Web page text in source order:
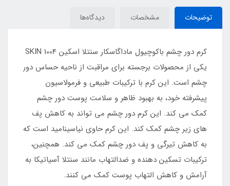
توضیحات مشخصات دیدگاه‌ها
کرم دور چشم باکوچیول ماداگاسکار سنتلا اسکین 1004 SKIN
یکی از محصولات برجسته برای مراقبت از ناحیه حساس دور
چشم است. این کرم با ترکیبات طبیعی و فرمولاسیون
پیشرفته خود، به بهبود ظاهر و سلامت پوست دور چشم
کمک می کند. این کرم دور چشم می تواند به کاهش پف
های زیر چشم کمک کند. این کرم حاوی نیاسینامید است که
به کاهش تیرگی و پف دور چشم کمک می کند. همچنین،
ترکیبات تسکین دهنده و ضدالتهاب مانند سنتلا آسیاتیکا به
آرامش و کاهش التهاب پوست کمک می کنند.